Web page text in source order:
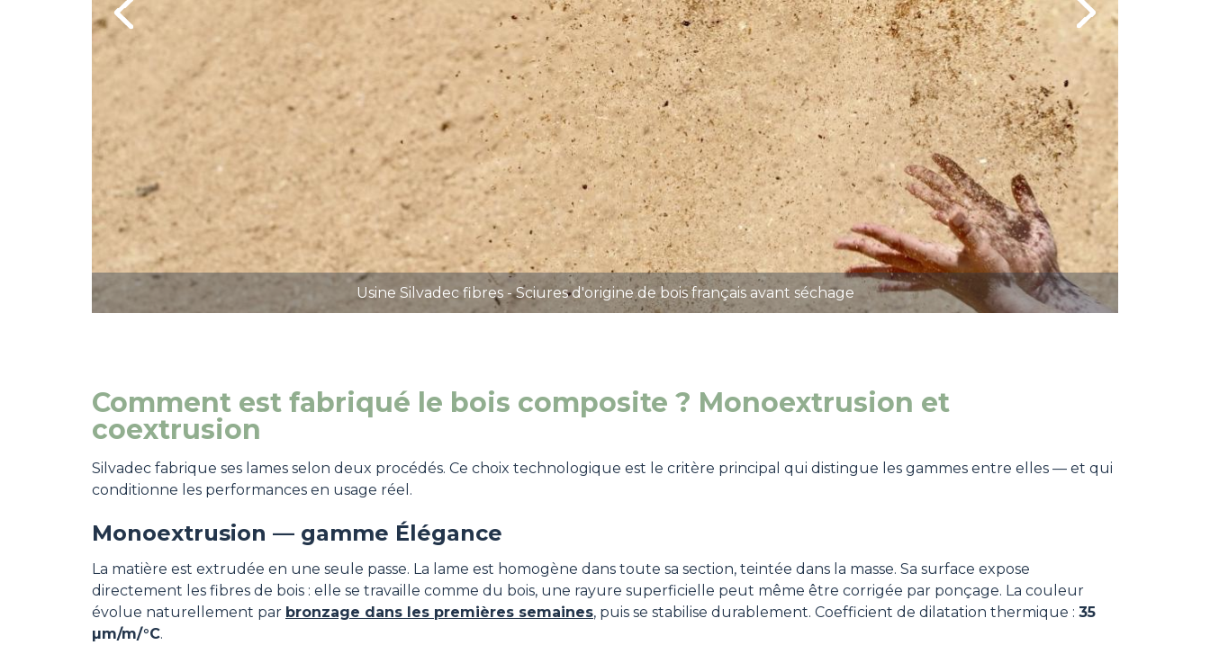
Previous
Usine Silvadec fibres - Sciures d'origine de bois français avant séchage
Next
Comment est fabriqué le bois composite ? Monoextrusion et
coextrusion
Silvadec fabrique ses lames selon deux procédés. Ce choix technologique est le critère principal qui distingue les gammes entre elles — et qui
conditionne les performances en usage réel.
Monoextrusion — gamme Élégance
La matière est extrudée en une seule passe. La lame est homogène dans toute sa section, teintée dans la masse. Sa surface expose
directement les fibres de bois : elle se travaille comme du bois, une rayure superficielle peut même être corrigée par ponçage. La couleur
évolue naturellement par bronzage dans les premières semaines, puis se stabilise durablement. Coefficient de dilatation thermique : 35
µm/m/°C.